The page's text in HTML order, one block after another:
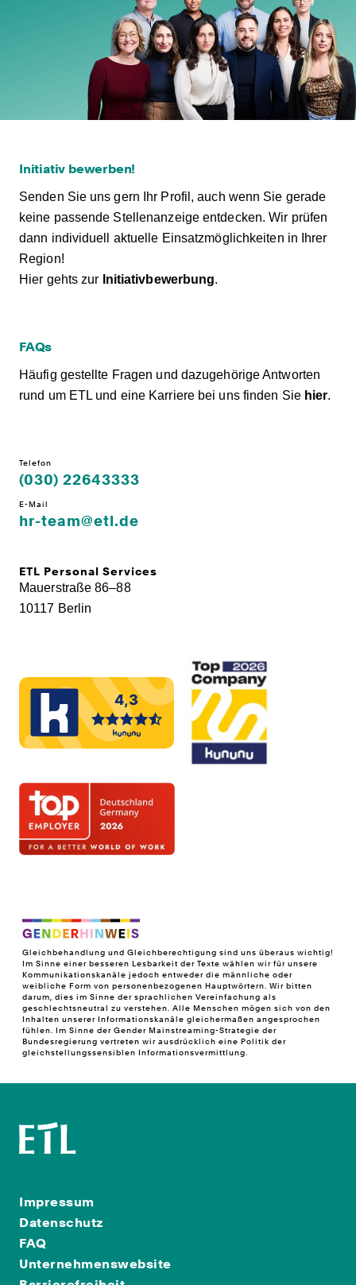
Initiativ bewerben!
Senden Sie uns gern Ihr Profil, auch wenn Sie gerade
keine passende Stellenanzeige entdecken. Wir prüfen
dann individuell aktuelle Einsatzmöglichkeiten in Ihrer
Region!
Hier gehts zur Initiativbewerbung.
FAQs
Häufig gestellte Fragen und dazugehörige Antworten
rund um ETL und eine Karriere bei uns finden Sie hier.
Telefon
(030) 22643333
E-Mail
hr-team@etl.de
ETL Personal Services
Mauerstraße 86–88
10117 Berlin
Gleichbehandlung und Gleichberechtigung sind uns überaus wichtig!
Im Sinne einer besseren Lesbarkeit der Texte wählen wir für unsere
Kommunikationskanäle jedoch entweder die männliche oder
weibliche Form von personenbezogenen Hauptwörtern. Wir bitten
darum, dies im Sinne der sprachlichen Vereinfachung als
geschlechtsneutral zu verstehen. Alle Menschen mögen sich von den
Inhalten unserer Informationskanäle gleichermaßen angesprochen
fühlen. Im Sinne der Gender Mainstreaming-Strategie der
Bundesregierung vertreten wir ausdrücklich eine Politik der
gleichstellungssensiblen Informationsvermittlung.
Impressum
Datenschutz
FAQ
Unternehmenswebsite